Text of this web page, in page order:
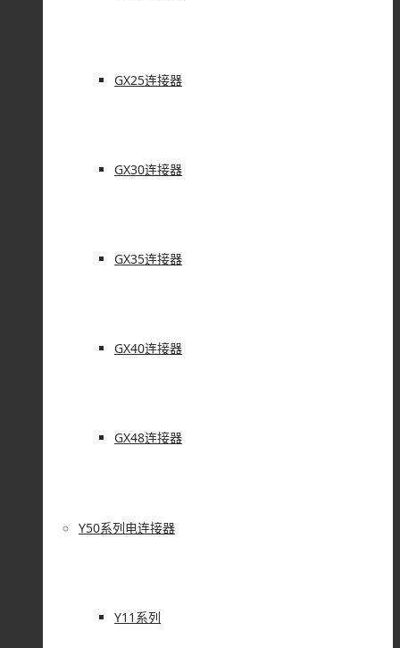
GX25连接器
GX30连接器
GX35连接器
GX40连接器
GX48连接器
Y50系列电连接器
Y11系列